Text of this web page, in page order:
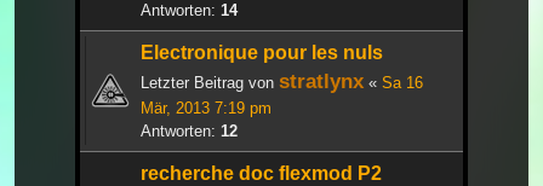
Antworten: 14
Electronique pour les nuls
Letzter Beitrag von stratlynx « Sa 16
Mär, 2013 7:19 pm
Antworten: 12
recherche doc flexmod P2